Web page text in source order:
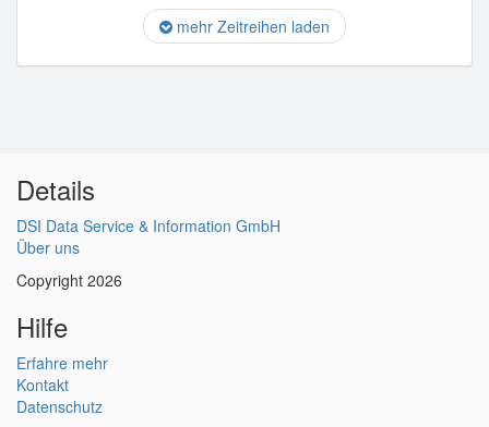
mehr Zeitreihen laden
Details
DSI Data Service & Information GmbH
Über uns
Copyright 2026
Hilfe
Erfahre mehr
Kontakt
Datenschutz